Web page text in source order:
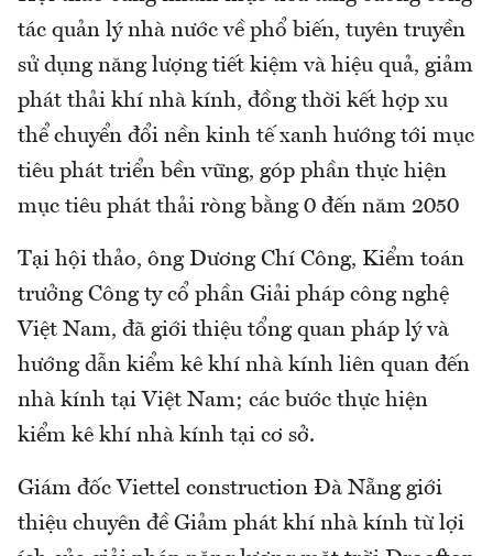
tác quản lý nhà nước về phổ biến, tuyên truyền
sử dụng năng lượng tiết kiệm và hiệu quả, giảm
phát thải khí nhà kính, đồng thời kết hợp xu
thể chuyển đổi nền kinh tế xanh hướng tới mục
tiêu phát triển bền vững, góp phần thực hiện
mục tiêu phát thải ròng bằng 0 đến năm 2050
Tại hội thảo, ông Dương Chí Công, Kiểm toán
trưởng Công ty cổ phần Giải pháp công nghệ
Việt Nam, đã giới thiệu tổng quan pháp lý và
hướng dẫn kiểm kê khí nhà kính liên quan đến
nhà kính tại Việt Nam; các bước thực hiện
kiểm kê khí nhà kính tại cơ sở.
Giám đốc Viettel construction Đà Nẵng giới
thiệu chuyên đề Giảm phát khí nhà kính từ lợi